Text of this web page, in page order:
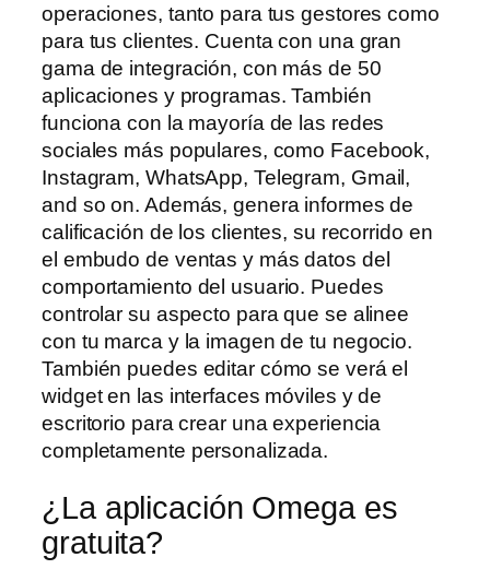
operaciones, tanto para tus gestores como
para tus clientes. Cuenta con una gran
gama de integración, con más de 50
aplicaciones y programas. También
funciona con la mayoría de las redes
sociales más populares, como Facebook,
Instagram, WhatsApp, Telegram, Gmail,
and so on. Además, genera informes de
calificación de los clientes, su recorrido en
el embudo de ventas y más datos del
comportamiento del usuario. Puedes
controlar su aspecto para que se alinee
con tu marca y la imagen de tu negocio.
También puedes editar cómo se verá el
widget en las interfaces móviles y de
escritorio para crear una experiencia
completamente personalizada.
¿La aplicación Omega es
gratuita?